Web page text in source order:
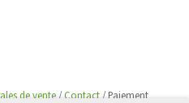
de vente/Contact/ Paiement